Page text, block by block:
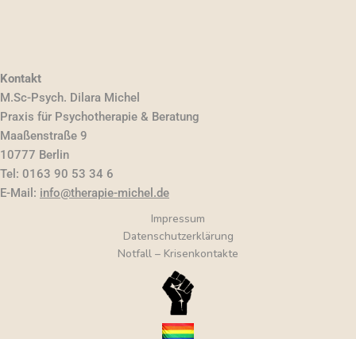
Kontakt
M.Sc-Psych. Dilara Michel
Praxis für Psychotherapie & Beratung
Maaßenstraße 9
10777 Berlin
Tel: 0163 90 53 34 6
E-Mail: info@therapie-michel.de
Impressum
Datenschutzerklärung
Notfall – Krisenkontakte